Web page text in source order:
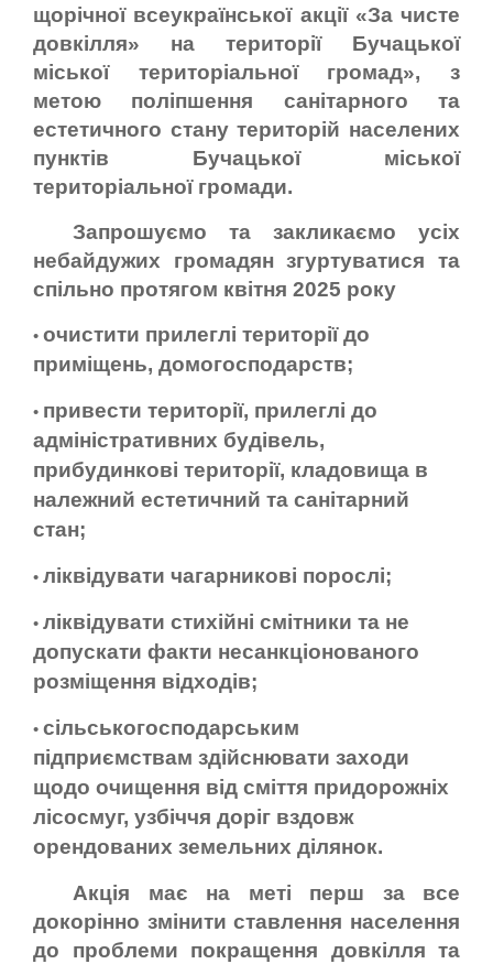
щорічної всеукраїнської акції «За чисте
довкілля» на території Бучацької
міської територіальної громад», з
метою поліпшення санітарного та
естетичного стану територій населених
пунктів Бучацької міської
територіальної громади.
Запрошуємо та закликаємо усіх
небайдужих громадян згуртуватися та
спільно протягом квітня 2025 року
• очистити прилеглі території до
приміщень, домогосподарств;
• привести території, прилеглі до
адміністративних будівель,
прибудинкові території, кладовища в
належний естетичний та санітарний
стан;
• ліквідувати чагарникові порослі;
• ліквідувати стихійні смітники та не
допускати факти несанкціонованого
розміщення відходів;
• сільськогосподарським
підприємствам здійснювати заходи
щодо очищення від сміття придорожніх
лісосмуг, узбіччя доріг вздовж
орендованих земельних ділянок.
Акція має на меті перш за все
докорінно змінити ставлення населення
до проблеми покращення довкілля та